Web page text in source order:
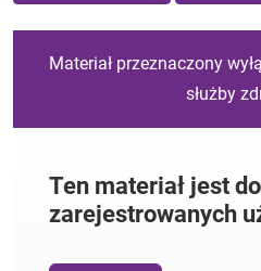
Materiał przeznaczony
służby
Ten materiał jest
zarejestrowanych